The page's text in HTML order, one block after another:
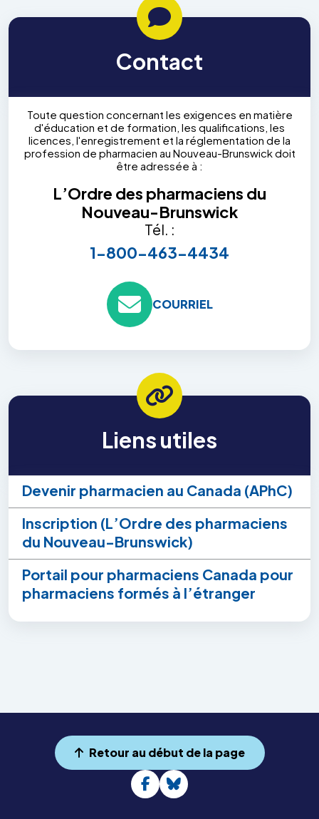
Contact
Toute question concernant les exigences en matière
d'éducation et de formation, les qualifications, les
licences, l'enregistrement et la réglementation de la
profession de pharmacien au Nouveau-Brunswick doit
être adressée à :
L’Ordre des pharmaciens du
Nouveau-Brunswick
Tél. :
1-800-463-4434
COURRIEL
Liens utiles
Devenir pharmacien au Canada (APhC)
Inscription (L’Ordre des pharmaciens
du Nouveau-Brunswick)
Portail pour pharmaciens Canada pour
pharmaciens formés à l’étranger
Retour au début de la page